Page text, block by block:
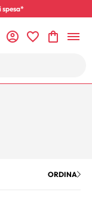
spesa*
ORDINA